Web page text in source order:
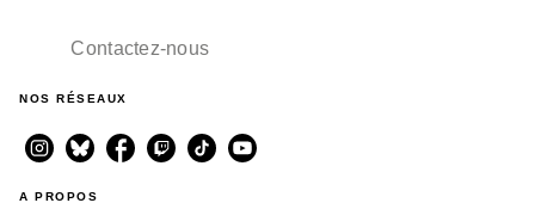
Contactez-nous
NOS RÉSEAUX
A PROPOS